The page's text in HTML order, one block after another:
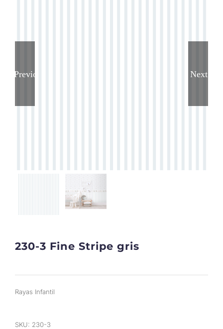
Previous Next
230-3 Fine Stripe gris
Rayas Infantil
SKU: 230-3